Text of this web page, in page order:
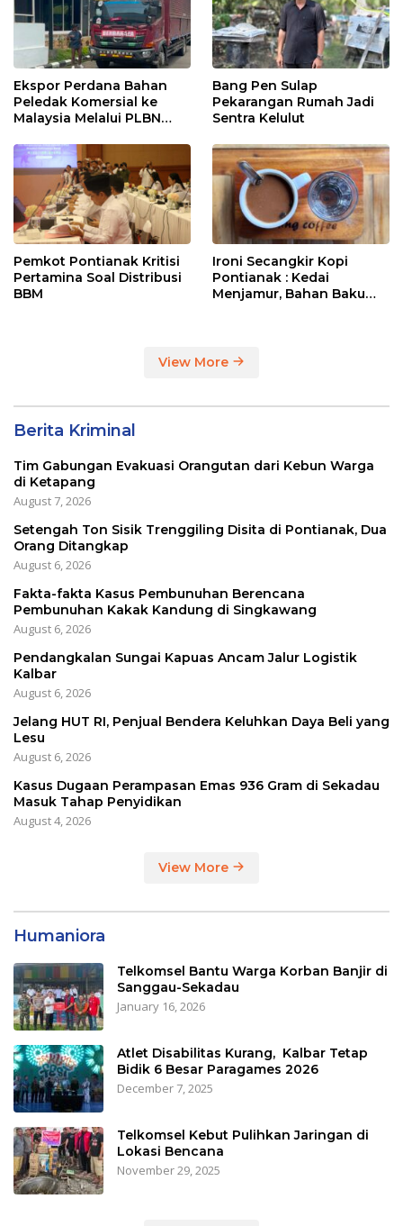
Ekspor Perdana Bahan
Peledak Komersial ke
Malaysia Melalui PLBN
Bang Pen Sulap
Pekarangan Rumah Jadi
Sentra Kelulut
Pemkot Pontianak Kritisi
Pertamina Soal Distribusi
BBM
Ironi Secangkir Kopi
Pontianak : Kedai
Menjamur, Bahan Baku
View More
Berita Kriminal
Tim Gabungan Evakuasi Orangutan dari Kebun Warga
di Ketapang
August 7, 2026
Setengah Ton Sisik Trenggiling Disita di Pontianak, Dua
Orang Ditangkap
August 6, 2026
Fakta-fakta Kasus Pembunuhan Berencana
Pembunuhan Kakak Kandung di Singkawang
August 6, 2026
Pendangkalan Sungai Kapuas Ancam Jalur Logistik
Kalbar
August 6, 2026
Jelang HUT RI, Penjual Bendera Keluhkan Daya Beli yang
Lesu
August 6, 2026
Kasus Dugaan Perampasan Emas 936 Gram di Sekadau
Masuk Tahap Penyidikan
August 4, 2026
View More
Humaniora
Telkomsel Bantu Warga Korban Banjir di
Sanggau-Sekadau
January 16, 2026
Atlet Disabilitas Kurang, Kalbar Tetap
Bidik 6 Besar Paragames 2026
December 7, 2025
Telkomsel Kebut Pulihkan Jaringan di
Lokasi Bencana
November 29, 2025